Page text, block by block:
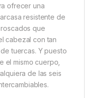
ofrecer una
resistente de
que
cabezal con tan
tuercas. Y puesto
el mismo cuerpo,
de las seis